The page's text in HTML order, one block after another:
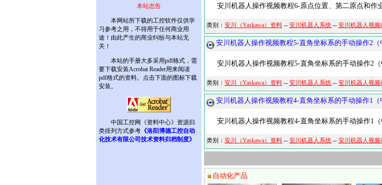
本站忠告
本网站所下载的工控软件仅供学
习参考之用，不得用于任何商业用
途！由此产生的商业纠纷与本站无
关！
本站的手册大多采用pdf格式，需
要下载安装Acrobat Reader用来阅读
pdf格式的资料。点击下面的图标下载
安装。
中国工控网《资料中心》资源归
类排列方式参考 《洛阳博德工控自动
化技术有限公司技术资料归档制度》
安川机器人操作视频教程6-原点位置、第二原点和作
类别： 安川（Yaskawa）资料 -- 安川机器人系统 -- 安川机器人视频
安川机器人操作视频教程5-直角坐标系的手动操作2（
安川机器人操作视频教程5-直角坐标系的手动操作2（
类别： 安川（Yaskawa）资料 -- 安川机器人系统 -- 安川机器人视频
安川机器人操作视频教程4-直角坐标系的手动操作1（
安川机器人操作视频教程4-直角坐标系的手动操作1（
类别： 安川（Yaskawa）资料 -- 安川机器人系统 -- 安川机器人视频
自动化产品